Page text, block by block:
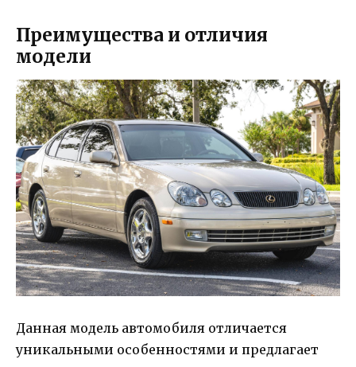
Преимущества и отличия
модели
Данная модель автомобиля отличается
уникальными особенностями и предлагает